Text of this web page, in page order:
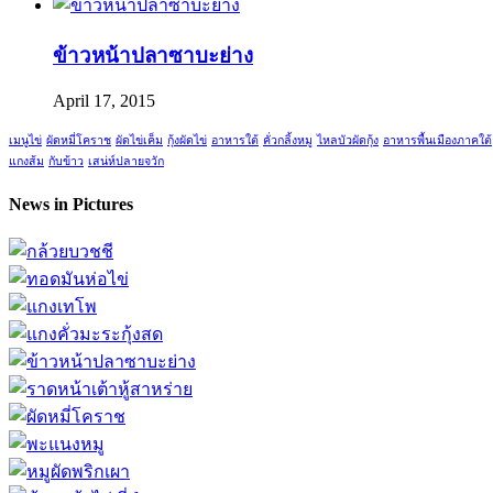
ข้าวหน้าปลาซาบะย่าง
April 17, 2015
เมนูไข่ ผัดหมี่โคราช ผัดไข่เค็ม กุ้งผัดไข่ อาหารใต้ คั่วกลิ้งหมู ไหลบัวผัดกุ้ง อาหารพื้นเมืองภาคใต้
แกงส้ม กับข้าว เสน่ห์ปลายจวัก
News in Pictures